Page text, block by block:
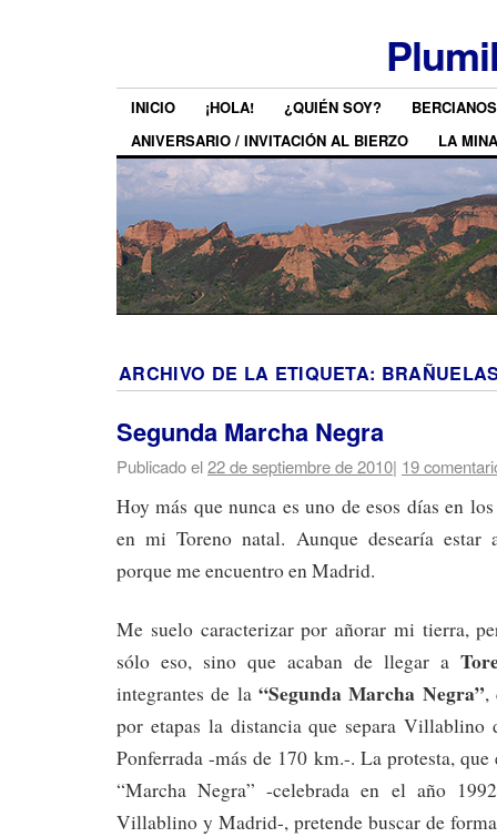
INICIO ¡HOLA! ¿QUIÉN SOY?
ANIVERSARIO / INVITACIÓN AL BIERZO
LA MINA
ARCHIVO DE LA ETIQUETA:
Segunda Marcha Negra
Publicado el22 de septiembre de 2010| 19
Hoy más que nunca es uno de esos días en
en mi Toreno natal. Aunque desearía
porque me encuentro en Madrid.
Me suelo caracterizar por añorar mi tierra,
sólo eso, sino que acaban de llegar a
integrantes de la “Segunda Marcha Negra”,
por etapas la distancia que separa Villablino
Ponferrada -más de 170 km.-. La protesta, que
“Marcha Negra” -celebrada en el año
Villablino y Madrid-, pretende buscar de